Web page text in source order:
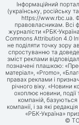
Інформаційний
(українську, російську
https://www.rbc.ua.
правовласникам. Всі
журналісти «РБК-
Commons Attribution 4.0
не поділяти точку зору
спростуванню та
зміст реклами
позначені плашкою:
матеріал», «Promo»,
правах реклами і
річного віку. «Новини
охоплює новини, події
компаній, базуються
компанії, і за які
«РБК-Україна»
©